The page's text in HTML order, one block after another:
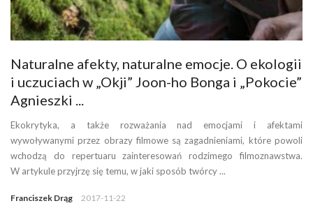
Naturalne afekty, naturalne emocje. O ekologii
i uczuciach w „Okji” Joon-ho Bonga i „Pokocie”
Agnieszki ...
Ekokrytyka, a także rozważania nad emocjami i afektami
wywoływanymi przez obrazy filmowe są zagadnieniami, które powoli
wchodzą do repertuaru zainteresowań rodzimego filmoznawstwa.
W artykule przyjrzę się temu, w jaki sposób twórcy ...
Franciszek Drąg 2017-11-22